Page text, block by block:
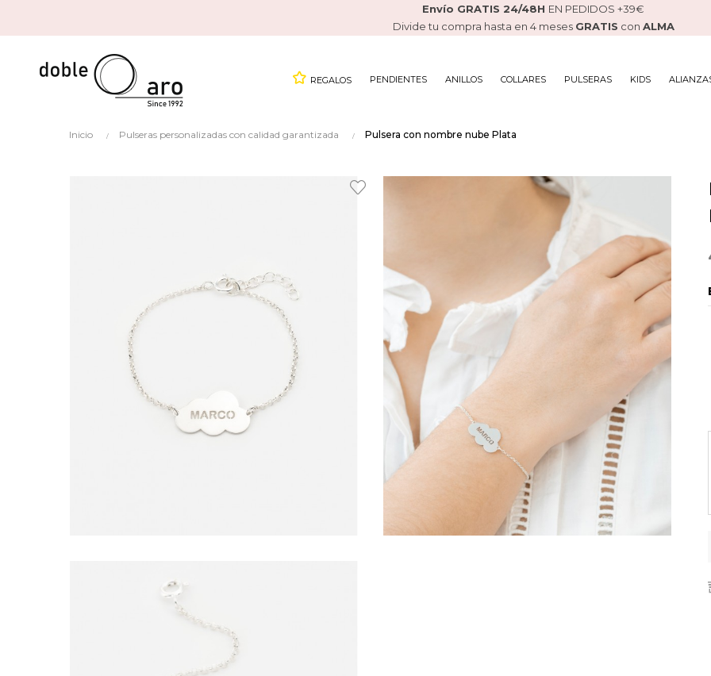
Envío GRATIS 24/48H EN PEDIDOS +39€
Divide tu compra hasta en 4 meses GRATIS con ALMA
REGALOS PENDIENTES ANILLOS COLLARES PULSERAS KIDS
Inicio Pulseras personalizadas con calidad garantizada Pulsera con nombre nube Plata